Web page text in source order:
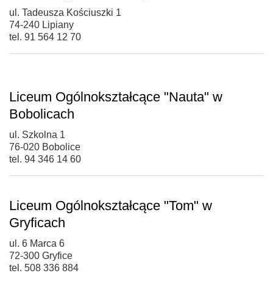
ul. Tadeusza Kościuszki 1
74-240 Lipiany
tel. 91 564 12 70
Liceum Ogólnokształcące "Nauta" w
Bobolicach
ul. Szkolna 1
76-020 Bobolice
tel. 94 346 14 60
Liceum Ogólnokształcące "Tom" w
Gryficach
ul. 6 Marca 6
72-300 Gryfice
tel. 508 336 884